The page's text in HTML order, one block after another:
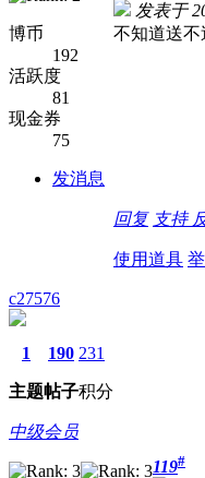
博币
192
活跃度
81
现金券
75
发消息
发表于
不知道送不
回复 支持
使用道具
c27576
1
主题
190
帖子
231
积分
中级会员
119#